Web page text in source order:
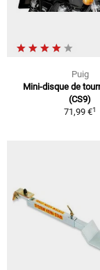
Puig
Mini-disque de
(CS9)
71,99 €1